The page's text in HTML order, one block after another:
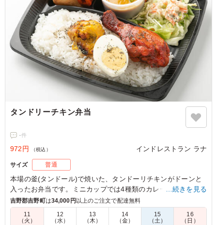
タンドリーチキン弁当
-件
972円 （税込） インドレストラン ラナ
サイズ 普通
本場の釜(タンドール)で焼いた、タンドーリチキンがドーンと
入ったお弁当です。ミニカップでは4種類のカレーからお選び
いただけるので、お好きなお味のカレーライスをお楽しみ頂け
ます♩
…続きを見る
吉野郡吉野町は34,000円 以上のご注文で配達無料
11
（火）
12
（水）
13
（木）
14
（金）
15
（土）
16
（日）